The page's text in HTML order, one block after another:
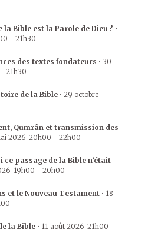
la Bible est la Parole de Dieu ? •
- 21h30
des textes fondateurs • 30
- 21h30
de la Bible • 29 octobre
Qumrân et transmission des
2026 20h00 - 22h00
ce passage de la Bible n’était
19h00 - 20h00
et le Nouveau Testament • 18
la Bible • 11 août 2026 21h00 -